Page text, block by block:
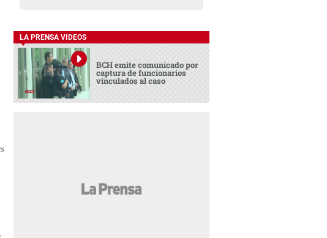
LA PRENSA VIDEOS
BCH emite comunicado por
captura de funcionarios
vinculados al caso